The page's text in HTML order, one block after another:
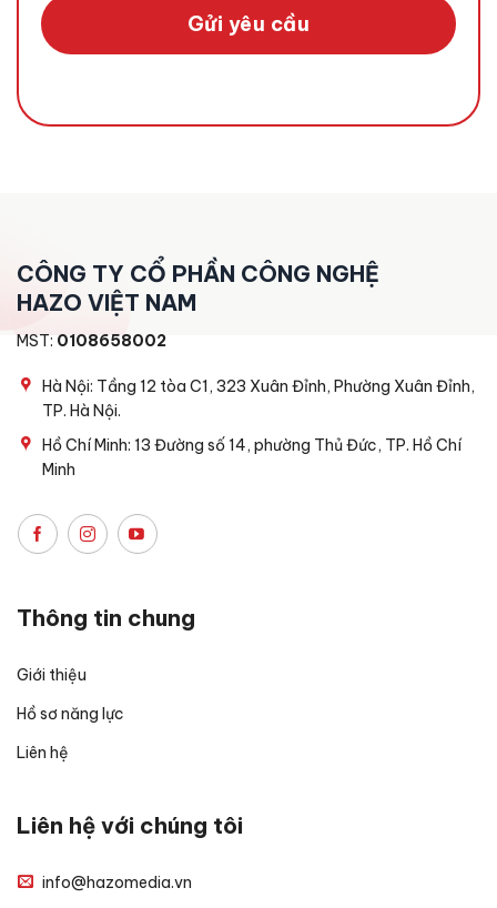
Gửi yêu cầu
CÔNG TY CỔ PHẦN CÔNG NGHỆ
HAZO VIỆT NAM
MST: 0108658002
Hà Nội: Tầng 12 tòa C1, 323 Xuân Đỉnh, Phường Xuân Đỉnh,
TP. Hà Nội.
Hồ Chí Minh: 13 Đường số 14, phường Thủ Đức, TP. Hồ Chí
Minh
Thông tin chung
Giới thiệu
Hồ sơ năng lực
Liên hệ
Liên hệ với chúng tôi
info@hazomedia.vn